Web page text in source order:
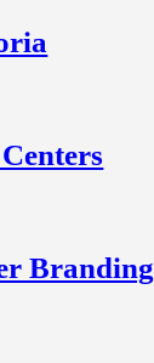
Branding